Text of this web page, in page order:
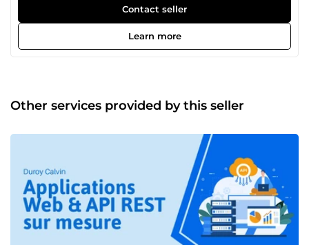
j'accompagne les entreprises dans la création de solutions
scalables et maintenables, en alliant rigueur technique et
Contact seller
Learn more
Other services provided by this seller